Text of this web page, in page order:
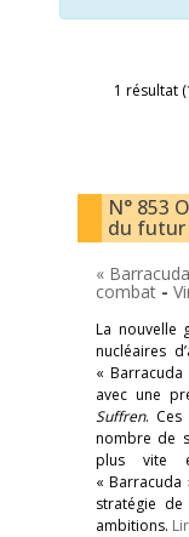
1 résultat
N° 853
du futur
«
combat -
La nouvelle
nucléaires
«
avec une
Suffren. Ces
nombre de
plus vite
« Barracuda
stratégie
ambitions.